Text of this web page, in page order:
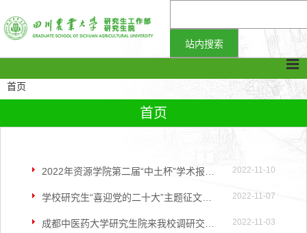
首页
首页
2022-11-10
2022年资源学院第二届“中土杯”学术报告风采大赛顺利举行
2022-11-07
学校研究生“喜迎党的二十大”主题征文大赛决赛成功举行
2022-11-03
成都中医药大学研究生院来我校调研交流研究生管理工作